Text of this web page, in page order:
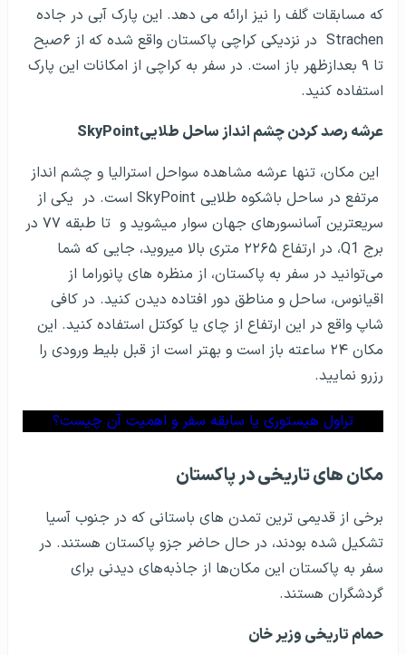
که مسابقات گلف را نیز ارائه می دهد. این پارک آبی در جاده
Strachen در نزدیکی کراچی پاکستان واقع شده که از ۶صبح
تا ۹ بعدازظهر باز است. در سفر به کراچی از امکانات این پارک
استفاده کنید.
عرشه رصد کردن چشم انداز ساحل طلاییSkyPoint
این مکان، تنها عرشه مشاهده سواحل استرالیا و چشم انداز
مرتفع در ساحل باشکوه طلایی SkyPoint است. در یکی از
سریعترین آسانسورهای جهان سوار می­شوید و تا طبقه ۷۷ در
برج Q1، در ارتفاع ۲۲۶۵ متری بالا می­روید، جایی که شما
می‌توانید در سفر به پاکستان، از منظره های پانوراما از
اقیانوس، ساحل و مناطق دور افتاده دیدن کنید. در کافی
شاپ واقع در این ارتفاع از چای یا کوکتل استفاده کنید. این
مکان ۲۴ ساعته باز است و بهتر است از قبل بلیط ورودی را
رزرو نمایید.
تراول هیستوری یا سابقه سفر و اهمیت آن چیست؟
مکان های تاریخی در پاکستان
برخی از قدیمی ترین تمدن های باستانی که در جنوب آسیا
تشکیل شده بودند، در حال حاضر جزو پاکستان هستند. در
سفر به پاکستان این مکان‌ها از جاذبه­‌های دیدنی برای
گردشگران هستند.
حمام تاریخی وزیر خان